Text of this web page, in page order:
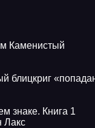
Каменистый
блицкриг
знаке. Книга 1
Лакс